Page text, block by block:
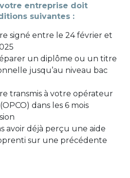
entreprise doit
suivantes :
signé entre le 24 février et
un diplôme ou un titre
jusqu’au niveau bac
transmis à votre opérateur
dans les 6 mois
avoir déjà perçu une aide
sur une précédente